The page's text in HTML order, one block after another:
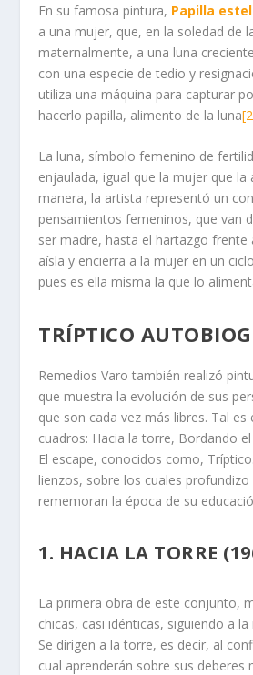
En su famosa pintura, Papilla
a una mujer, que, en la soledad de
maternalmente, a una luna
con una especie de tedio y
utiliza una máquina para capturar
hacerlo papilla, alimento de la luna
La luna, símbolo femenino de
enjaulada, igual que la mujer que la
manera, la artista representó un
pensamientos femeninos, que van
ser madre, hasta el hartazgo frente
aísla y encierra a la mujer en un
pues es ella misma la que lo
TRÍPTICO
Remedios Varo también realizó
que muestra la evolución de sus
que son cada vez más libres. Tal es
cuadros: Hacia la torre, Bordando
El escape, conocidos como,
lienzos, sobre los cuales
rememoran la época de su
1. HACIA LA TORRE
La primera obra de este conjunto,
chicas, casi idénticas, siguiendo a
Se dirigen a la torre, es decir, al
cual aprenderán sobre sus deberes